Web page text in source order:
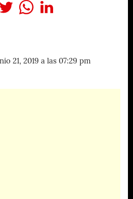
21, 2019 a las 07:29 pm